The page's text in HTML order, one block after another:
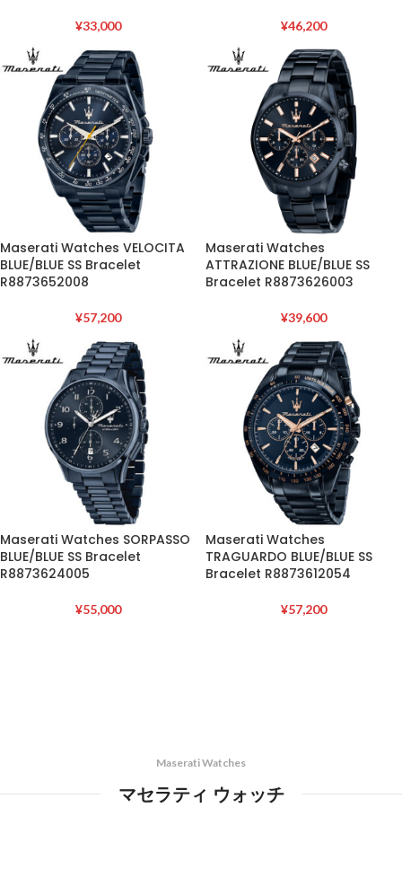
¥33,000 ¥46,200
Maserati Watches VELOCITA
BLUE/BLUE SS Bracelet
R8873652008
¥57,200
Maserati Watches
ATTRAZIONE BLUE/BLUE SS
Bracelet R8873626003
¥39,600
Maserati Watches SORPASSO
BLUE/BLUE SS Bracelet
R8873624005
¥55,000
Maserati Watches
TRAGUARDO BLUE/BLUE SS
Bracelet R8873612054
¥57,200
Maserati Watches
マセラティ ウォッチ